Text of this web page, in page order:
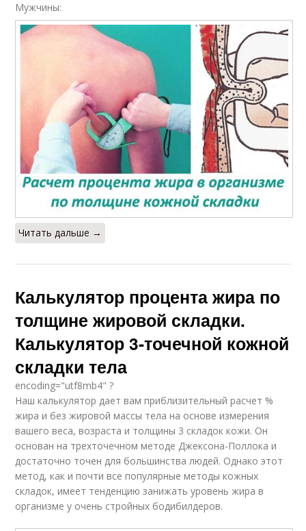
Мужчины:
Читать дальше →
Калькулятор процента жира по
толщине жировой складки.
Калькулятор 3-точечной кожной
складки тела
encoding="utf8mb4" ?
Наш калькулятор дает вам приблизительный расчет %
жира и без жировой массы тела на основе измерения
вашего веса, возраста и толщины 3 складок кожи. Он
основан на трехточечном методе Джексона-Поллока и
достаточно точен для большинства людей. Однако этот
метод, как и почти все популярные методы кожных
складок, имеет тенденцию занижать уровень жира в
организме у очень стройных бодибилдеров.